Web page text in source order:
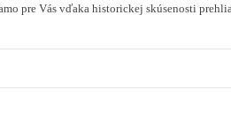
pre Vás vďaka historickej skúsenosti